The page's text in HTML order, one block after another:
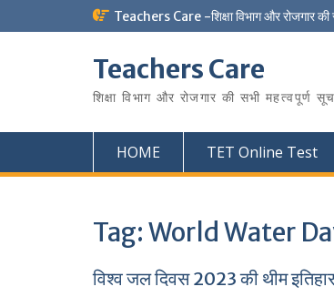
to
Teachers Care -शिक्षा विभाग और रोजगार
Teachers Care
शिक्षा विभाग और रोजगार की सभी
HOME TET Online Test
Tag:World Water
विश्व जल दिवस 2023 की थीम